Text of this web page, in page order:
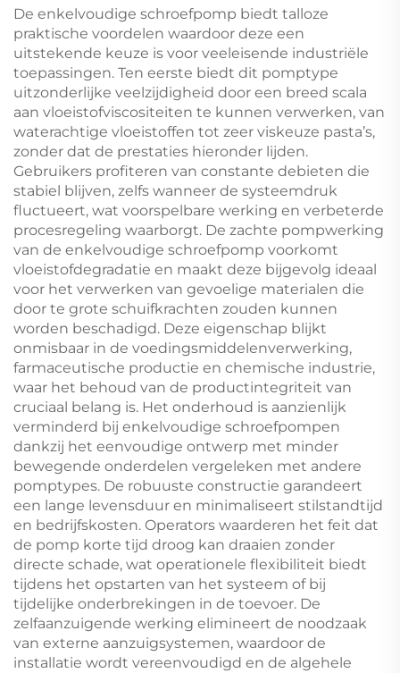
waterpomp
Waterlevering
De enkelvoudige schroefpomp biedt talloze
praktische voordelen waardoor deze een
uitstekende keuze is voor veeleisende industriële
toepassingen. Ten eerste biedt dit pomptype
uitzonderlijke veelzijdigheid door een breed scala
aan vloeistofviscositeiten te kunnen verwerken, van
waterachtige vloeistoffen tot zeer viskeuze pasta’s,
zonder dat de prestaties hieronder lijden.
Gebruikers profiteren van constante debieten die
stabiel blijven, zelfs wanneer de systeemdruk
fluctueert, wat voorspelbare werking en verbeterde
procesregeling waarborgt. De zachte pompwerking
van de enkelvoudige schroefpomp voorkomt
vloeistofdegradatie en maakt deze bijgevolg ideaal
voor het verwerken van gevoelige materialen die
door te grote schuifkrachten zouden kunnen
worden beschadigd. Deze eigenschap blijkt
onmisbaar in de voedingsmiddelenverwerking,
farmaceutische productie en chemische industrie,
waar het behoud van de productintegriteit van
cruciaal belang is. Het onderhoud is aanzienlijk
verminderd bij enkelvoudige schroefpompen
dankzij het eenvoudige ontwerp met minder
bewegende onderdelen vergeleken met andere
pomptypes. De robuuste constructie garandeert
een lange levensduur en minimaliseert stilstandtijd
en bedrijfskosten. Operators waarderen het feit dat
de pomp korte tijd droog kan draaien zonder
directe schade, wat operationele flexibiliteit biedt
tijdens het opstarten van het systeem of bij
tijdelijke onderbrekingen in de toevoer. De
zelfaanzuigende werking elimineert de noodzaak
van externe aanzuigsystemen, waardoor de
installatie wordt vereenvoudigd en de algehele